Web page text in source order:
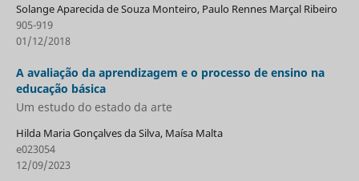
Solange Aparecida de Souza Monteiro, Paulo Rennes Marçal Ribeiro
905-919
01/12/2018
A avaliação da aprendizagem e o processo de ensino na
educação básica
Um estudo do estado da arte
Hilda Maria Gonçalves da Silva, Maísa Malta
e023054
12/09/2023